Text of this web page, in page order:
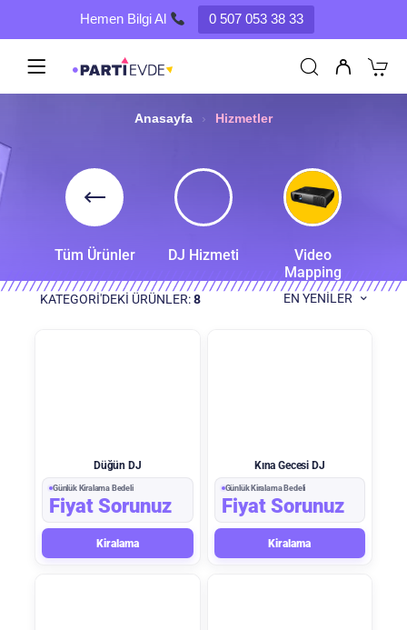
Hemen Bilgi Al 0 507 053 38 33
Anasayfa › Hizmetler
Tüm Ürünler DJ Hizmeti
Video
Mapping
KATEGORI'DEKI ÜRÜNLER:8 EN YENILER
Düğün DJ
Günlük Kiralama Bedeli
Fiyat Sorunuz
Kiralama
Kına Gecesi DJ
Günlük Kiralama Bedeli
Fiyat Sorunuz
Kiralama